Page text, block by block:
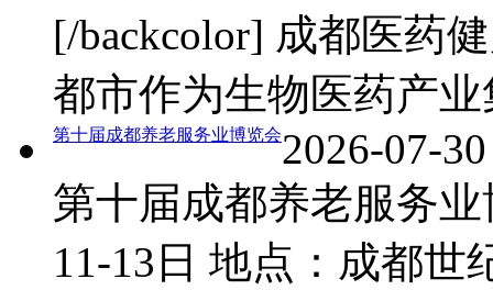
[/backcolor] 成都医药
都市作为生物医药产
第十届成都养老服务业博览会2026-07-30
第十届成都养老服务
11-13日 地点：成都世